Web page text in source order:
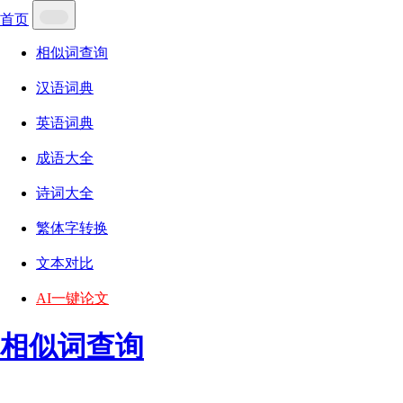
首页
相似词查询
汉语词典
英语词典
成语大全
诗词大全
繁体字转换
文本对比
AI一键论文
相似词查询